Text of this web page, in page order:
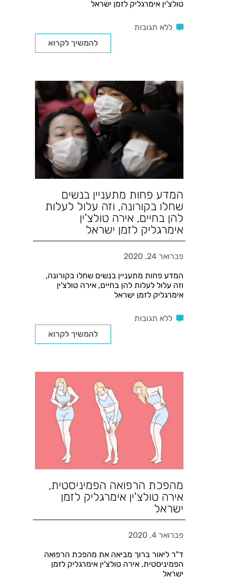
טולצ'ין אימרגליק לזמן ישראל
ללא תגובות
להמשיך לקרוא
המדע פחות מתעניין בנשים
שחלו בקורונה, וזה עלול לעלות
להן בחיים, אירה טולצ'ין
אימרגליק לזמן ישראל
פברואר 24, 2020
המדע פחות מתעניין בנשים שחלו בקורונה,
וזה עלול לעלות להן בחיים, אירה טולצ'ין
אימרגליק לזמן ישראל
ללא תגובות
להמשיך לקרוא
מהפכת הרפואה הפמיניסטית,
אירה טולצ'ין אימרגליק לזמן
ישראל
פברואר 4, 2020
ד"ר ליאור ברוך מביאה את מהפכת הרפואה
הפמיניסטית, אירה טולצ'ין אימרגליק לזמן
ישראל